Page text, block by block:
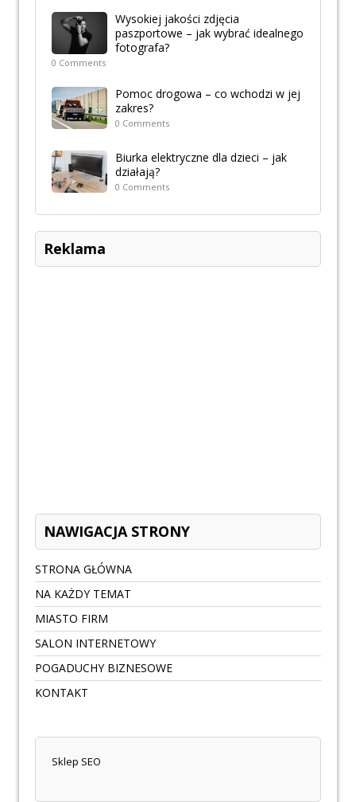
Wysokiej jakości zdjęcia
paszportowe – jak wybrać idealnego
fotografa?
0 Comments
Pomoc drogowa – co wchodzi w jej
zakres?
0 Comments
Biurka elektryczne dla dzieci – jak
działają?
0 Comments
Reklama
NAWIGACJA STRONY
STRONA GŁÓWNA
NA KAŻDY TEMAT
MIASTO FIRM
SALON INTERNETOWY
POGADUCHY BIZNESOWE
KONTAKT
Sklep SEO